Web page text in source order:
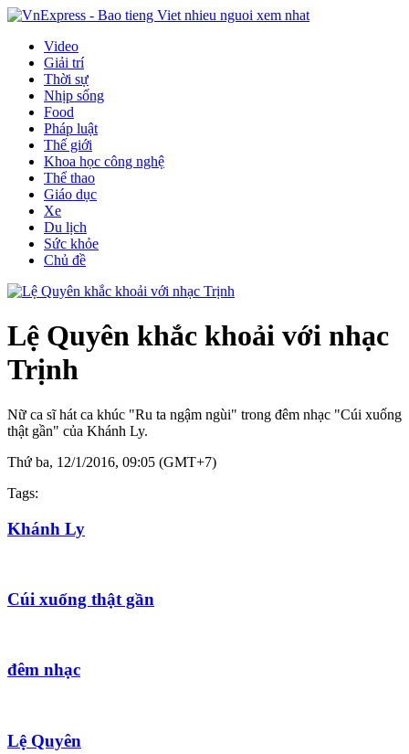
Video
Giải trí
Thời sự
Nhịp sống
Food
Pháp luật
Thế giới
Khoa học công nghệ
Thể thao
Giáo dục
Xe
Du lịch
Sức khỏe
Chủ đề
Lệ Quyên khắc khoải với nhạc
Trịnh
Nữ ca sĩ hát ca khúc "Ru ta ngậm ngùi" trong đêm nhạc "Cúi xuống
thật gần" của Khánh Ly.
Thứ ba, 12/1/2016, 09:05 (GMT+7)
Tags:
Khánh Ly
Cúi xuống thật gần
đêm nhạc
Lệ Quyên